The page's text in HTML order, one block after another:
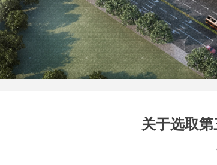
关于选取